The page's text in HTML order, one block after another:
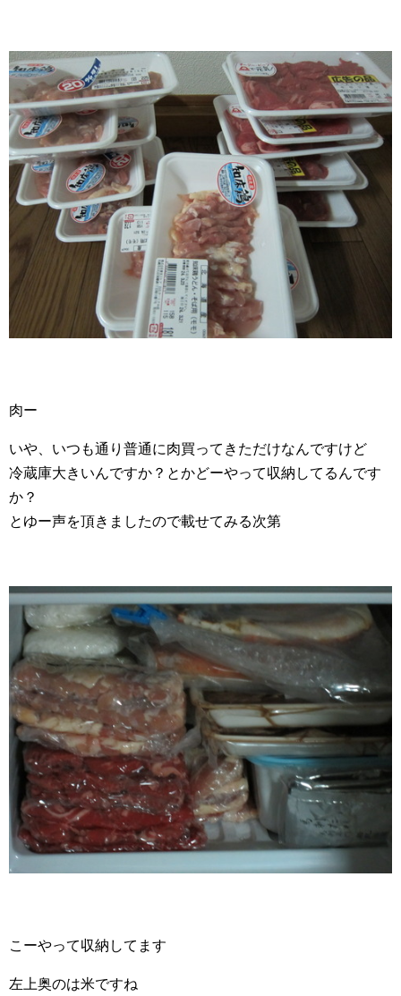
肉ー
いや、いつも通り普通に肉買ってきただけなんですけど
冷蔵庫大きいんですか？とかどーやって収納してるんです
か？
とゆー声を頂きましたので載せてみる次第
こーやって収納してます
左上奥のは米ですね